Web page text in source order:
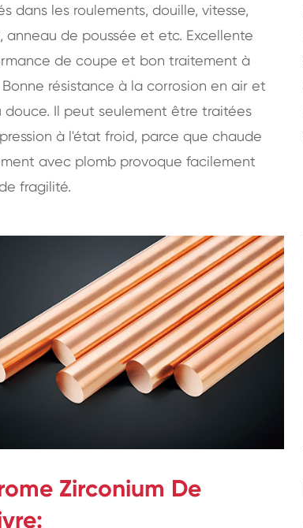
dans les roulements, douille, vitesse,
anneau de poussée et etc. Excellente
de coupe et bon traitement à
résistance à la corrosion en air et
douce. Il peut seulement être traitées
à l'état froid, parce que chaude
avec plomb provoque facilement
fragilité.
Zirconium De